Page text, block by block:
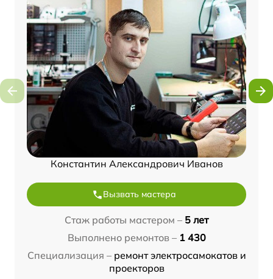
Константин Александрович Иванов
Вызвать мастера
Стаж работы мастером – 5 лет
Выполнено ремонтов – 1 430
Специализация – ремонт электросамокатов и
проекторов